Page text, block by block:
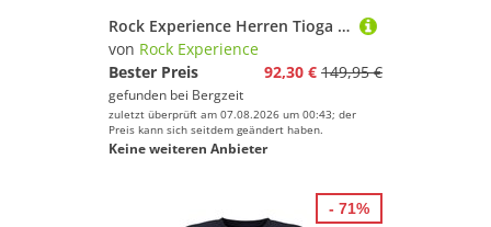
Rock Experience Herren Tioga Jacke
von Rock Experience
Bester Preis
92,30 € 149,95 €
gefunden bei Bergzeit
zuletzt überprüft am 07.08.2026 um 00:43; der
Preis kann sich seitdem geändert haben.
Keine weiteren Anbieter
- 71%